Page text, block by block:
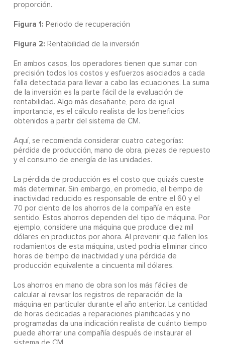
proporción.
Figura 1: Periodo de recuperación
Figura 2: Rentabilidad de la inversión
En ambos casos, los operadores tienen que sumar con
precisión todos los costos y esfuerzos asociados a cada
falla detectada para llevar a cabo las ecuaciones. La suma
de la inversión es la parte fácil de la evaluación de
rentabilidad. Algo más desafiante, pero de igual
importancia, es el cálculo realista de los beneficios
obtenidos a partir del sistema de CM.
Aquí, se recomienda considerar cuatro categorías:
pérdida de producción, mano de obra, piezas de repuesto
y el consumo de energía de las unidades.
La pérdida de producción es el costo que quizás cueste
más determinar. Sin embargo, en promedio, el tiempo de
inactividad reducido es responsable de entre el 60 y el
70 por ciento de los ahorros de la compañía en este
sentido. Estos ahorros dependen del tipo de máquina. Por
ejemplo, considere una máquina que produce diez mil
dólares en productos por ahora. Al prevenir que fallen los
rodamientos de esta máquina, usted podría eliminar cinco
horas de tiempo de inactividad y una pérdida de
producción equivalente a cincuenta mil dólares.
Los ahorros en mano de obra son los más fáciles de
calcular al revisar los registros de reparación de la
máquina en particular durante el año anterior. La cantidad
de horas dedicadas a reparaciones planificadas y no
programadas da una indicación realista de cuánto tiempo
puede ahorrar una compañía después de instaurar el